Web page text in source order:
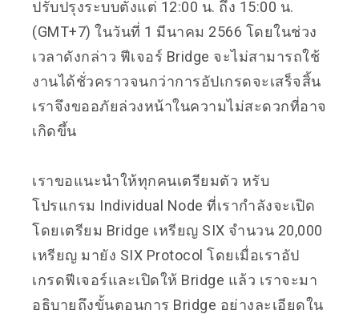
ปรับปรุงระบบตั้งแต่ 12:00 น. ถึง 15:00 น.
(GMT+7) ในวันที่ 1 มีนาคม 2566 โดยในช่วง
เวลาดังกล่าว ฟีเจอร์ Bridge จะไม่สามารถใช้
งานได้ชั่วคราวจนกว่าการอัปเกรดจะเสร็จสิ้น
เราจึงขออภัยล่วงหน้าในความไม่สะดวกที่อาจ
เกิดขึ้น
เราขอแนะนำให้ทุกคนเตรียมตัว หรับ
โปรแกรม Individual Node ที่เรากำลังจะเปิด
โดยเตรียม Bridge เหรียญ SIX จำนวน 20,000
เหรียญ มายัง SIX Protocol โดยเมื่อเราอัป
เกรดฟีเจอร์และเปิดให้ Bridge แล้ว เราจะมา
อธิบายถึงขั้นตอนการ Bridge อย่างละเอียดใน